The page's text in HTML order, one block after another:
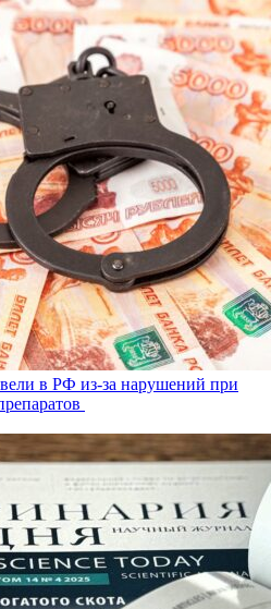
в РФ из-за нарушений при